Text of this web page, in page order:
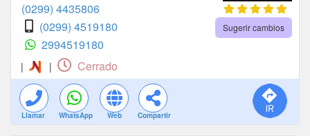
(0299) 4435806
(0299) 4519180
2994519180
Sugerir cambios
| | Cerrado
Llamar WhatsApp Web Compartir